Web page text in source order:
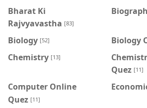
Bharat Ki
Rajvyavastha [83]
Biology [52] Biology
Chemistry [13]
Quez [11]
Computer Online
Quez [11]